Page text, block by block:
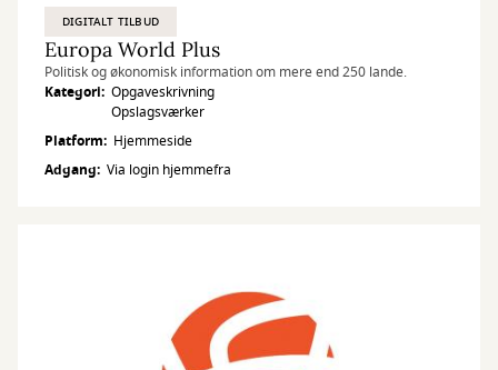
DIGITALT TILBUD
Europa World Plus
Politisk og økonomisk information om mere end 250 lande.
Kategori Opgaveskrivning
Opslagsværker
Platform
Hjemmeside
Adgang Via login hjemmefra